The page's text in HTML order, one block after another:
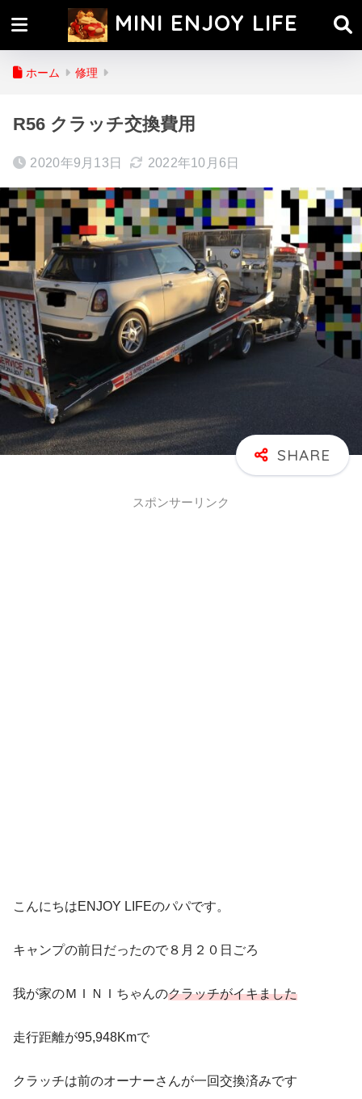
MINI ENJOY LIFE
ホーム 修理
R56 クラッチ交換費用
2020年9月13日 2022年10月6日
スポンサーリンク
こんにちはENJOY LIFEのパパです。
キャンプの前日だったので８月２０日ごろ
我が家のＭＩＮＩちゃんのクラッチがイキました
走行距離が95,948Kmで
クラッチは前のオーナーさんが一回交換済みです